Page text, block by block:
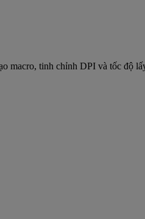
macro, tinh chỉnh DPI và tốc